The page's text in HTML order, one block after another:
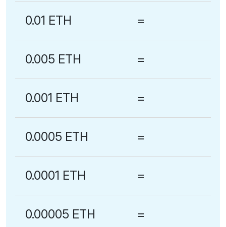
0.01 ETH =
0.005 ETH =
0.001 ETH =
0.0005 ETH =
0.0001 ETH =
0.00005 ETH =